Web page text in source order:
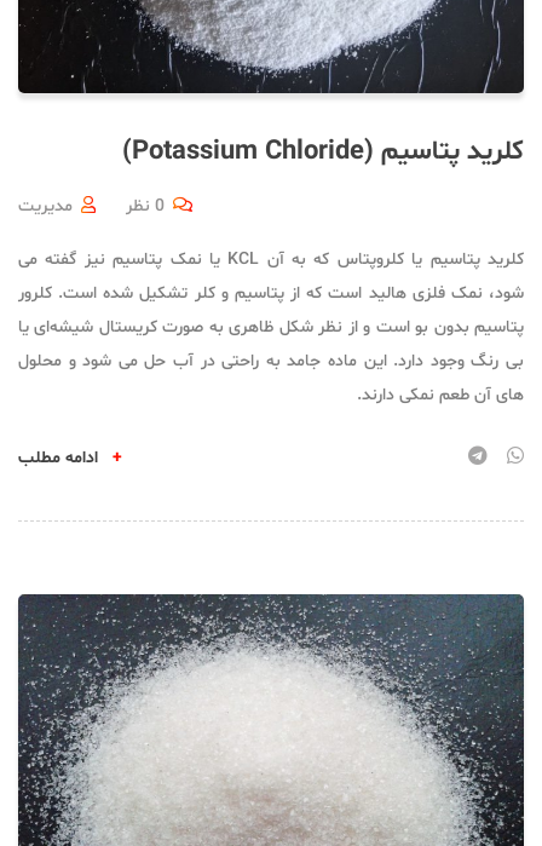
کلرید پتاسیم (Potassium Chloride)
مدیریت 0 نظر
کلرید پتاسیم یا کلروپتاس که به آن KCL یا نمک پتاسیم نیز گفته می
شود، نمک فلزی هالید است که از پتاسیم و کلر تشکیل شده است. کلرور
پتاسیم بدون بو است و از نظر شکل ظاهری به صورت کریستال شیشه‌ای یا
بی رنگ وجود دارد. این ماده جامد به راحتی در آب حل می شود و محلول
های آن طعم نمکی دارند.
+